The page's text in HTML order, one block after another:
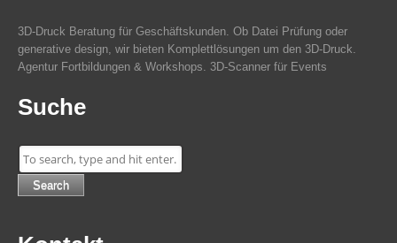
3D-Druck Beratung für Geschäftskunden. Ob Datei Prüfung oder
generative design, wir bieten Komplettlösungen um den 3D-Druck.
Agentur Fortbildungen & Workshops. 3D-Scanner für Events
Suche
Search